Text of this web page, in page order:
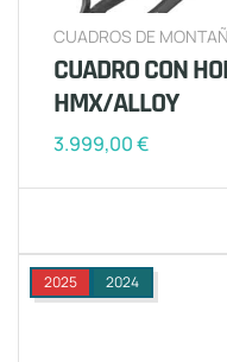
CUADROS DE
CUADRO CON
HMX/ALLOY
3.999,00€
2025 2024